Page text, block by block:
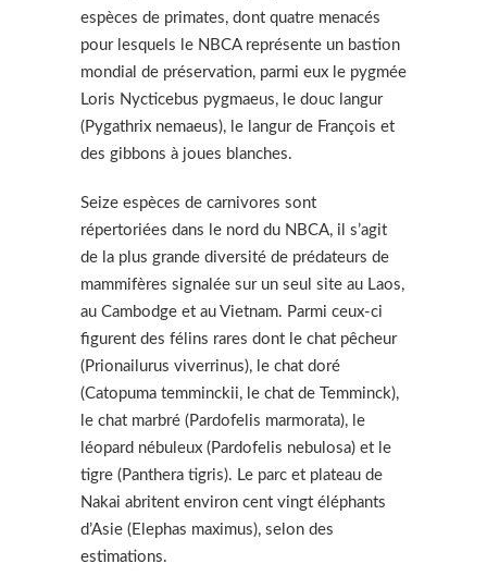
espèces de primates, dont quatre menacés
pour lesquels le NBCA représente un bastion
mondial de préservation, parmi eux le pygmée
Loris Nycticebus pygmaeus, le douc langur
(Pygathrix nemaeus), le langur de François et
des gibbons à joues blanches.
Seize espèces de carnivores sont
répertoriées dans le nord du NBCA, il s’agit
de la plus grande diversité de prédateurs de
mammifères signalée sur un seul site au Laos,
au Cambodge et au Vietnam. Parmi ceux-ci
figurent des félins rares dont le chat pêcheur
(Prionailurus viverrinus), le chat doré
(Catopuma temminckii, le chat de Temminck),
le chat marbré (Pardofelis marmorata), le
léopard nébuleux (Pardofelis nebulosa) et le
tigre (Panthera tigris). Le parc et plateau de
Nakai abritent environ cent vingt éléphants
d’Asie (Elephas maximus), selon des
estimations.